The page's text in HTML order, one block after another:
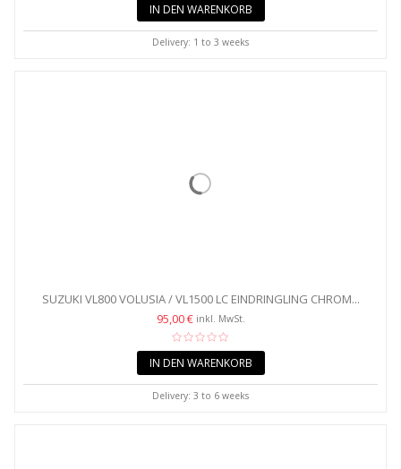
IN DEN WARENKORB
Delivery: 1 to 3 weeks
SUZUKI VL800 VOLUSIA / VL1500 LC EINDRINGLING CHROM...
95,00 € inkl. MwSt.
IN DEN WARENKORB
Delivery: 3 to 6 weeks